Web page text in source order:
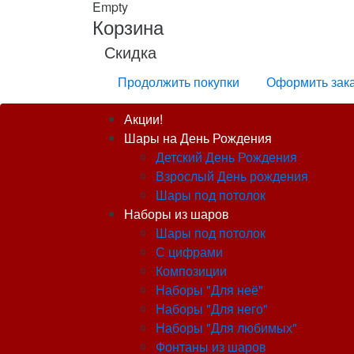
Empty
Корзина
Скидка
Продолжить покупки
Оформить
Акции!
Шары на День Рождения
Детский День Рождения
Взрослый День рождения
Шары под потолок
Наборы из шаров
Шары под потолок
С цифрами
Композиции
Наборы "Для неё"
Наборы "Для него"
Наборы "Для любимых"
Фонтаны из шаров